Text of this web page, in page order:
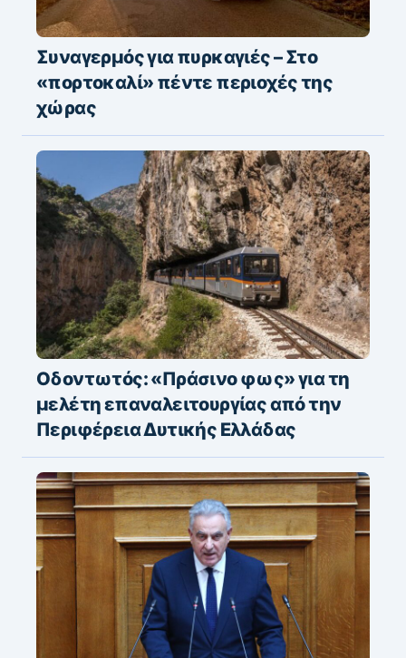
Συναγερμός για πυρκαγιές – Στο
«πορτοκαλί» πέντε περιοχές της
χώρας
Οδοντωτός: «Πράσινο φως» για τη
μελέτη επαναλειτουργίας από την
Περιφέρεια Δυτικής Ελλάδας